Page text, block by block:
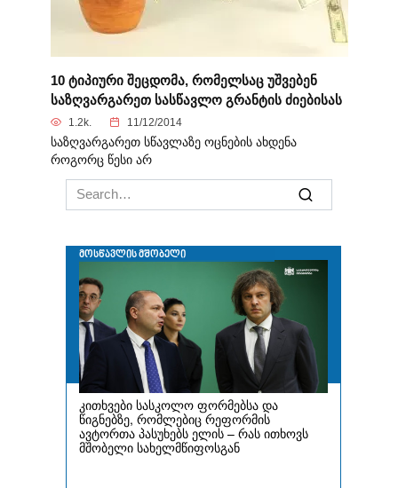
10 ტიპიური შეცდომა, რომელსაც უშვებენ
საზღვარგარეთ სასწავლო გრანტის ძიებისას
1.2k. 11/12/2014
საზღვარგარეთ სწავლაზე ოცნების ახდენა
როგორც წესი არ
Search
for: